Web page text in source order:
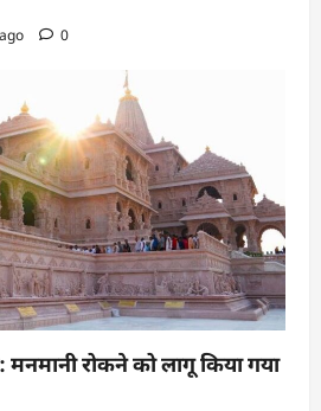
0
मनमानी रोकने को लागू किया गया